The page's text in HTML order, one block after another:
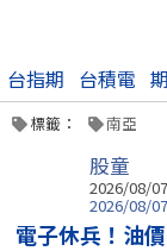
台指期 台積電
標籤： 南亞
股童
2026/08/
2026/08/
電子休兵！油